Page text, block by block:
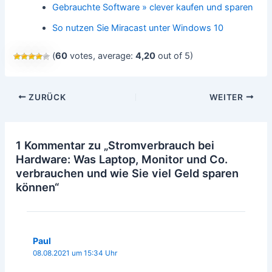
Gebrauchte Software » clever kaufen und sparen
So nutzen Sie Miracast unter Windows 10
(60 votes, average:4,20 out of 5)
Beitragsnavigation
ZURÜCK WEITER
1 Kommentar zu „Stromverbrauch bei
Hardware: Was Laptop, Monitor und Co.
verbrauchen und wie Sie viel Geld sparen
können“
Paul
08.08.2021 um 15:34 Uhr